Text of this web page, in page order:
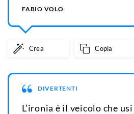
FABIO VOLO
Crea Copia
DIVERTENTI
L’ironia è il veicolo che